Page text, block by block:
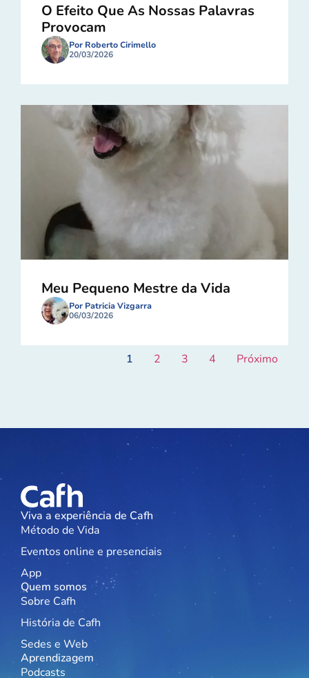
O Efeito Que As Nossas Palavras
Provocam
Por Roberto Cirimello
20/03/2026
Meu Pequeno Mestre da Vida
Por Patricia Vizgarra
06/03/2026
1 2 3 4 Próximo
Viva a experiência de Cafh
Método de Vida
Eventos online e presenciais
App
Quem somos
Sobre Cafh
História de Cafh
Sedes e Web
Aprendizagem
Podcasts